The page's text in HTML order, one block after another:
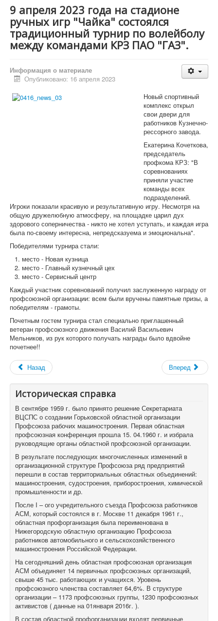
Профсоюза
ЦК Профсоюза
Президиум Профсоюза
КРК Профсоюза
Бюро Президиума
Комиссия ЦК Профсоюза АСМ РФ по организационно-
уставной работе
Финансово-бюджетная комиссия ЦК Профсоюза АСМ
Комиссия ЦК Профсоюза АСМ РФ по охране труда и
защите от экологической опасности
Комиссия ЦК Профсоюза по вопросам профсоюзного
образования, молодежной политики и
информационной работы в Профсоюзе АСМ РФ
Комиссия ЦК Профсоюза АСМ РФ по социально-
экономическим вопросам и социальному партнерству
Совещания
Устав
Программа
Отчеты и выборы
«СМИ»
Голос Профсоюза
Вестник Профсоюза ППО ОАО «УАЗ»
Вести Профсоюза ППО АО «АВТОВАЗ»
Вестник Профсоюза "ДААЗ"
Газета "АВТОТОР"
Видеовыпуски новостей
Голос Профсоюза ЧООП
Конкурсы
Отраслевой конкурс
9 апреля 2023 года на стадионе
ручных игр "Чайка" состоялся
традиционный турнир по волейболу
между командами КРЗ ПАО "ГАЗ".
Информация о материале
Опубликовано: 16 апреля 2023
Новый спортивный
комплекс открыл
свои двери для
работников Кузнечно-
рессорного завода.
Екатерина Кочеткова,
председатель
профкома КРЗ: "В
соревнованиях
приняли участие
команды всех
подразделений.
Игроки показали красивую и результативную игру. Несмотря на
общую дружелюбную атмосферу, на площадке царил дух
здорового соперничества - никто не хотел уступать, и каждая игра
была по-своему интересна, непредсказуема и эмоциональна".
Победителями турнира стали:
место - Новая кузница
место - Главный кузнечный цех
место - Сервисный центр
Каждый участник соревнований получил заслуженную награду от
профсоюзной организации: всем были вручены памятные призы, а
победителям - грамоты.
Почетным гостем турнира стал специально приглашенный
ветеран профсоюзного движения Василий Васильевич
Мельников, из рук которого получать награды было вдвойне
почетнее!!
Назад Вперед
Историческая справка
В сентябре 1959 г. было принято решение Секретариата
ВЦСПС о создании Горьковской областной организации
Профсоюза рабочих машиностроения. Первая областная
профсоюзная конференция прошла 15. 04.1960 г. и избрала
руководящие органы областной профсоюзной организации.
В результате последующих многочисленных изменений в
организационной структуре Профсоюза ряд предприятий
перешли в состав территориальных областных объединений:
машиностроения, судостроения, приборостроения, химической
промышленности и др.
После I – ого учредительного съезда Профсоюза работников
АСМ, который состоялся в г. Москве 11 декабря 1961 г.,
областная профорганизация была переименована в
Нижегородскую областную организацию Профсоюза
работников автомобильного и сельскохозяйственного
машиностроения Российской Федерации.
На сегодняшний день областная профсоюзная организация
АСМ объединяет 14 первичных профсоюзных организаций,
свыше 45 тыс. работающих и учащихся. Уровень
профсоюзного членства составляет 64,6%. В структуре
организации – 1173 профсоюзных группы, 1230 профсоюзных
активистов ( данные на 01января 2016г. ).
В состав областной профорганизации входят первичные